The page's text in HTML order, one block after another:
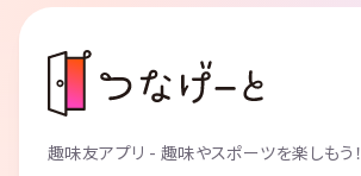
趣味友アプリ - 趣味やスポーツを楽しもう！